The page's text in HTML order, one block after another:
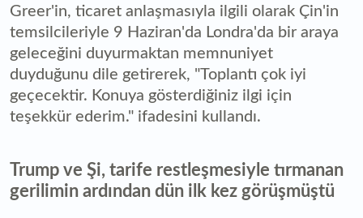
Greer'in, ticaret anlaşmasıyla ilgili olarak Çin'in
temsilcileriyle 9 Haziran'da Londra'da bir araya
geleceğini duyurmaktan memnuniyet
duyduğunu dile getirerek, "Toplantı çok iyi
geçecektir. Konuya gösterdiğiniz ilgi için
teşekkür ederim." ifadesini kullandı.
Trump ve Şi, tarife restleşmesiyle tırmanan
gerilimin ardından dün ilk kez görüşmüştü